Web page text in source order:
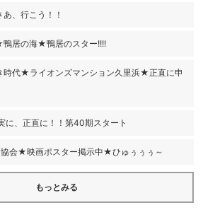
、行こう！！
鴨居の海★鴨居のスター!!!!
代★ライオンズマンション久里浜★正直に申
、正直に！！第40期スタート
会★映画ポスター掲示中★ひゅぅぅぅ～
もっとみる